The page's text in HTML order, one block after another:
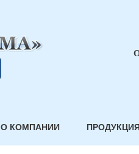
О КОМПАНИИ